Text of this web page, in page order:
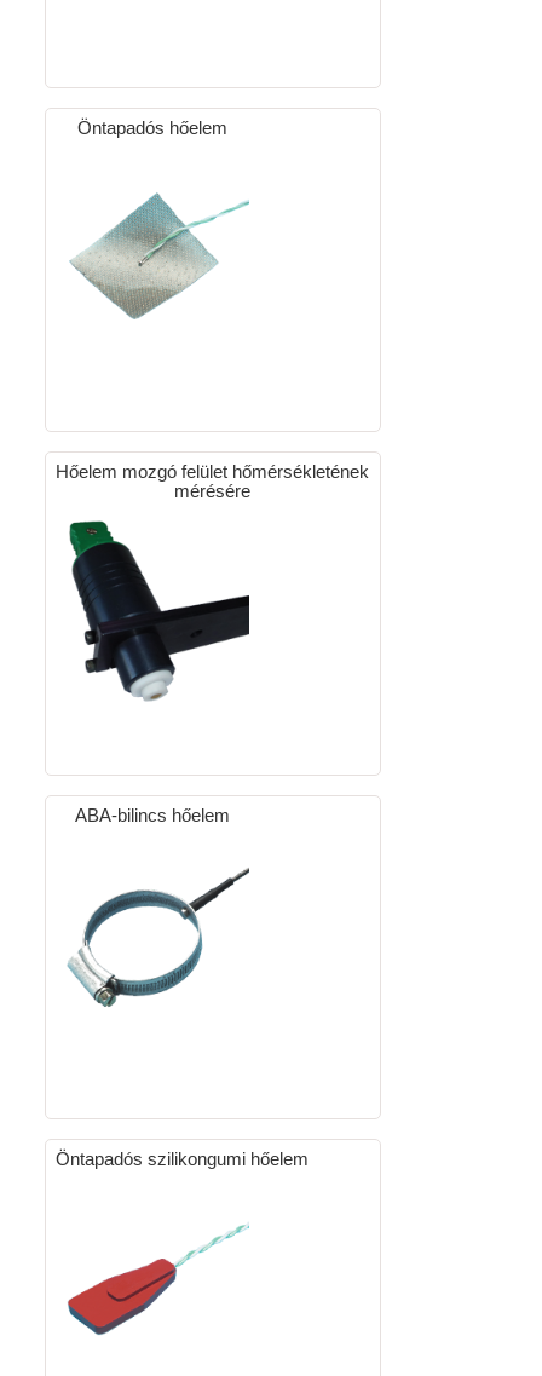
Öntapadós hőelem
Hőelem mozgó felület hőmérsékletének
mérésére
ABA-bilincs hőelem
Öntapadós szilikongumi hőelem